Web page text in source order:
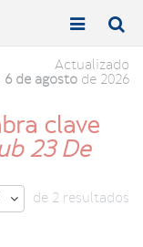
Toggle

Toggle

Actualizado
6 de agosto de 2026
clave
23 De
 de 2 resultados